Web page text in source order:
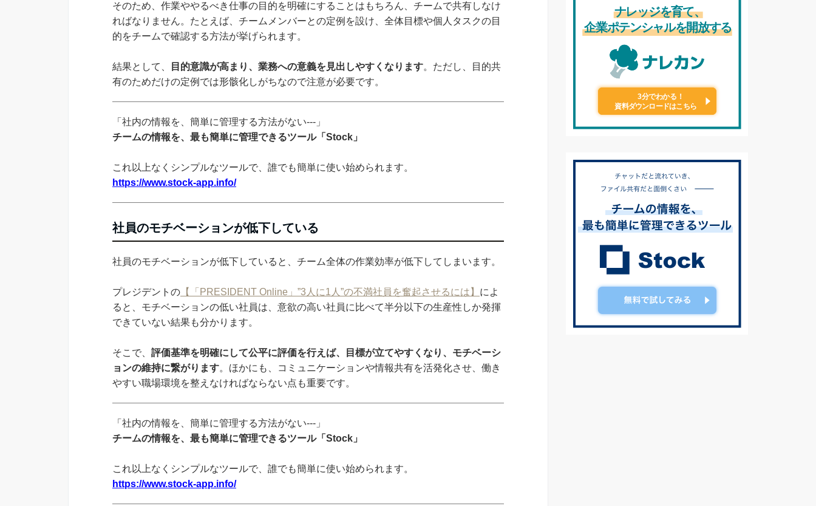
そのため、作業ややるべき仕事の目的を明確にすることはもちろん、チームで共有しなけ
ればなりません。たとえば、チームメンバーとの定例を設け、全体目標や個人タスクの目
的をチームで確認する方法が挙げられます。
結果として、 目的意識が高まり、業務への意義を見出しやすくなります。ただし、目的共
有のためだけの定例では形骸化しがちなので注意が必要です。
「社内の情報を、簡単に管理する方法がない---」
チームの情報を、最も簡単に管理できるツール「Stock」
これ以上なくシンプルなツールで、誰でも簡単に使い始められます。
https://www.stock-app.info/
社員のモチベーションが低下している
社員のモチベーションが低下していると、チーム全体の作業効率が低下してしまいます。
プレジデントの 【「PRESIDENT Online」”3人に1人”の不満社員を奮起させるには】 によ
ると、モチベーションの低い社員は、意欲の高い社員に比べて半分以下の生産性しか発揮
できていない結果も分かります。
そこで、 評価基準を明確にして公平に評価を行えば、目標が立てやすくなり、モチベーシ
ョンの維持に繋がります。ほかにも、コミュニケーションや情報共有を活発化させ、働き
やすい職場環境を整えなければならない点も重要です。
「社内の情報を、簡単に管理する方法がない---」
チームの情報を、最も簡単に管理できるツール「Stock」
これ以上なくシンプルなツールで、誰でも簡単に使い始められます。
https://www.stock-app.info/